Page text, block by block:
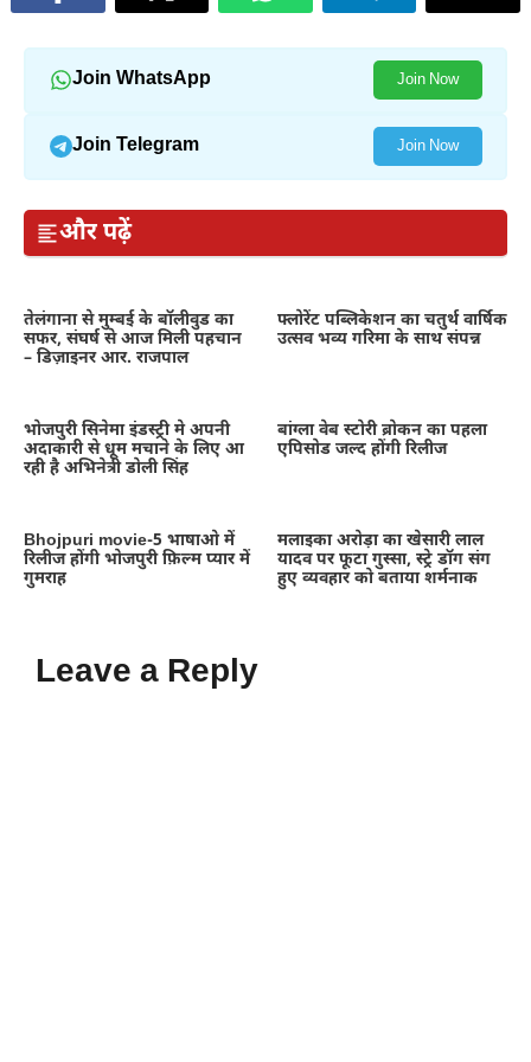
Join WhatsApp Join Now
Join Telegram Join Now
और पढ़ें
तेलंगाना से मुम्बई के बॉलीवुड का
सफर, संघर्ष से आज मिली पहचान
– डिज़ाइनर आर. राजपाल
फ्लोरेंट पब्लिकेशन का चतुर्थ वार्षिक
उत्सव भव्य गरिमा के साथ संपन्न
भोजपुरी सिनेमा इंडस्ट्री मे अपनी
अदाकारी से धूम मचाने के लिए आ
रही है अभिनेत्री डोली सिंह
बांग्ला वेब स्टोरी ब्रोकन का पहला
एपिसोड जल्द होंगी रिलीज
Bhojpuri movie-5 भाषाओ में
रिलीज होंगी भोजपुरी फ़िल्म प्यार में
गुमराह
मलाइका अरोड़ा का खेसारी लाल
यादव पर फूटा गुस्सा, स्ट्रे डॉग संग
हुए व्यवहार को बताया शर्मनाक
Leave a Reply